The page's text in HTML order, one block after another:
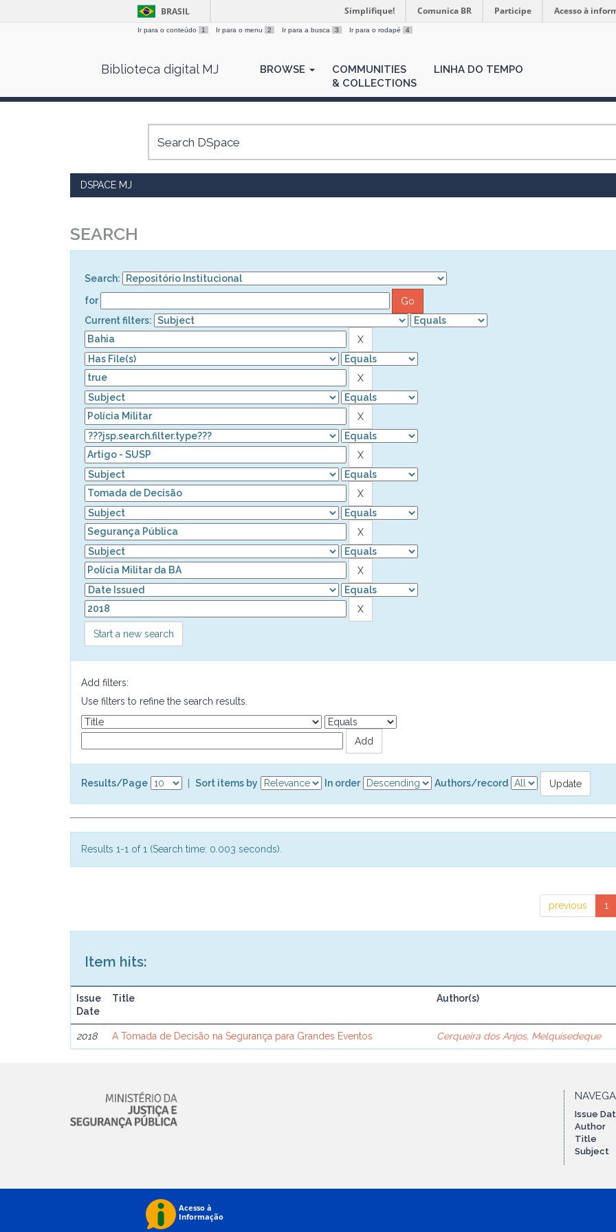
BRASIL Simplifique! Comunica BR Participe Acesso à
Ir para o conteúdo 1 Ir para o menu 2 Ir para a busca 3 Ir para o rodapé 4
Biblioteca digital MJ BROWSE
COMMUNITIES
& COLLECTIONS
LINHA DO TEMPO
DSPACE MJ
SEARCH
Search:
for
Current filters:
Start a new search
Add filters:
Use filters to refine the search results.
Results/Page Sort items by In order Authors/record
Results 1-1 of 1 (Search time: 0.003 seconds).
previous 1
Item hits:
Issue
Date
Title Author(s)
2018 A Tomada de Decisão na Segurança para Grandes Eventos Cerqueira dos Anjos, Melquisedeque
Issue
Author
Title
Subject